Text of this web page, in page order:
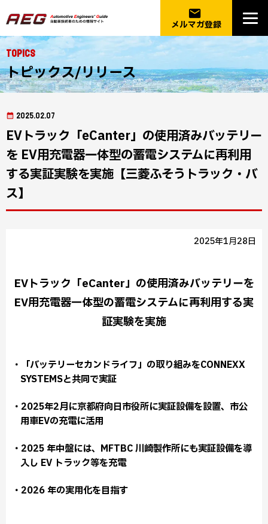
email
メルマガ登録
Topics
トピックス/リリース
2025.02.07
EVトラック「eCanter」の使用済みバッテリー
を EV用充電器一体型の蓄電システムに再利用
する実証実験を実施【三菱ふそうトラック・バ
ス】
2025年1月28日
EVトラック「eCanter」の使用済みバッテリーを
EV用充電器一体型の蓄電システムに再利用する実
証実験を実施
・「バッテリーセカンドライフ」の取り組みをCONNEXX
SYSTEMSと共同で実証
・2025年2月に京都府向日市役所に実証設備を設置、市公
用車EVの充電に活用
・2025 年中盤には、MFTBC 川崎製作所にも実証設備を導
入し EV トラック等を充電
・2026 年の実用化を目指す